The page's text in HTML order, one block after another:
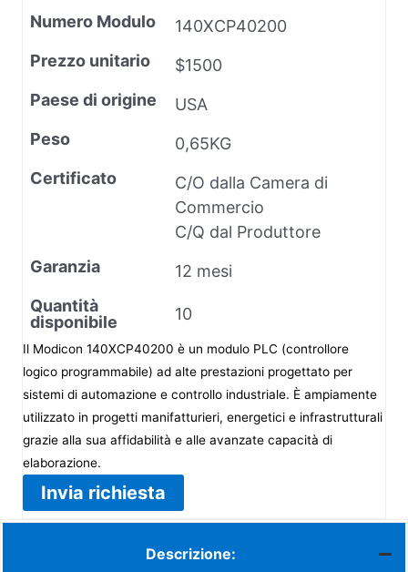
Numero Modulo
140XCP40200
Prezzo unitario
$1500
Paese di origine
USA
Peso
0,65KG
Certificato
C/O dalla Camera di
Commercio
C/Q dal Produttore
Garanzia
12 mesi
Quantità
disponibile
10
Il Modicon 140XCP40200 è un modulo PLC (controllore
logico programmabile) ad alte prestazioni progettato per
sistemi di automazione e controllo industriale. È ampiamente
utilizzato in progetti manifatturieri, energetici e infrastrutturali
grazie alla sua affidabilità e alle avanzate capacità di
elaborazione.
Invia richiesta
Descrizione: